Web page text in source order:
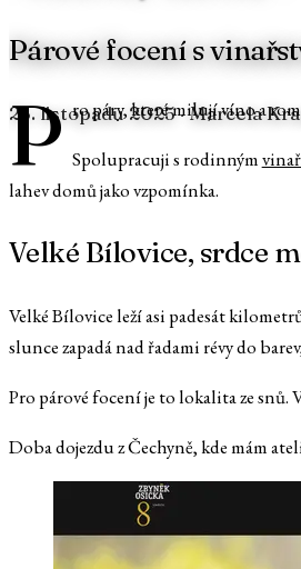
Párové focení s
25. listopadu 2025· Marcela
P ro páry, které milují víno a
Spolupracuji s rodinným
lahev domů jako vzpomínka.
Velké Bílovice, srdce
Velké Bílovice leží asi padesát
slunce zapadá nad řadami révy do
Pro párové focení je to lokalita ze snů.
Doba dojezdu z Čechyně, kde mám